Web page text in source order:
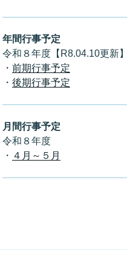
年間行事予定
令和８年度【R8.04.10更新】
・ 前期行事予定
・ 後期行事予定
月間行事予定
令和８年度
・ ４月～５月